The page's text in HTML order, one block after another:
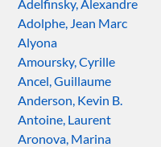
Adelfinsky, Alexandre
Adolphe, Jean Marc
Alyona
Amoursky, Cyrille
Ancel, Guillaume
Anderson, Kevin B.
Antoine, Laurent
Aronova, Marina